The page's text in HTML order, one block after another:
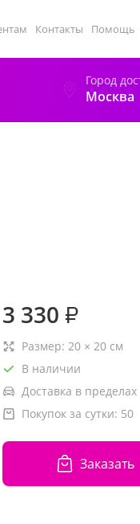
Контакты Помощь
Город
Москва
3 330 ₽
Размер: 20 × 20 см
В наличии
Доставка в
Покупок за сутки: 50
Заказать